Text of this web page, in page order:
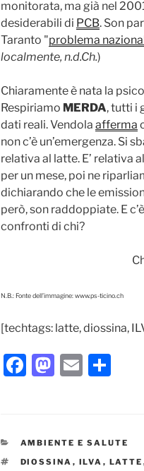
monitorata, ma già nel
desiderabili di PCB. Son
Taranto "problema
localmente, n.d.Ch.)
Chiaramente è nata la
Respiriamo MERDA, tutti i
dati reali. Vendola afferma
non c’è un’emergenza. Si
relativa al latte. E’ relativa
per un mese, poi ne
dichiarando che le
però, son raddoppiate. E
confronti di chi?
N.B.: Fonte dell’immagine: www.ps-ticino.ch
[techtags: latte, diossina,
F
e
b
M
o
d
E
l
di
vi
CATEGORIE
AMBIENTE E SALUTE
TAG
DIOSSINA , ILVA , LATTE